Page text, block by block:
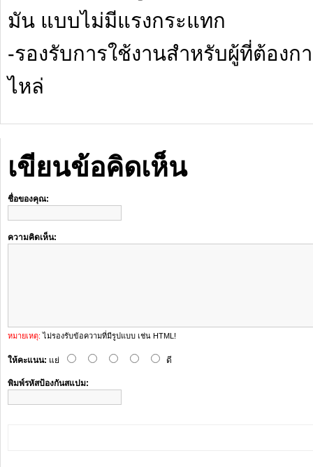
มัน แบบไม่มีแรงกระแทก
-รองรับการใช้งานสำหรับผู้ที่ต้อง
ไหล่
เขียนข้อคิดเห็น
ชื่อของคุณ:
ความคิดเห็น:
หมายเหตุ: ไม่รองรับข้อความที่มีรูปแบบ เช่น HTML!
ให้คะแนน: แย่ ดี
พิมพ์รหัสป้องกันสแปม: